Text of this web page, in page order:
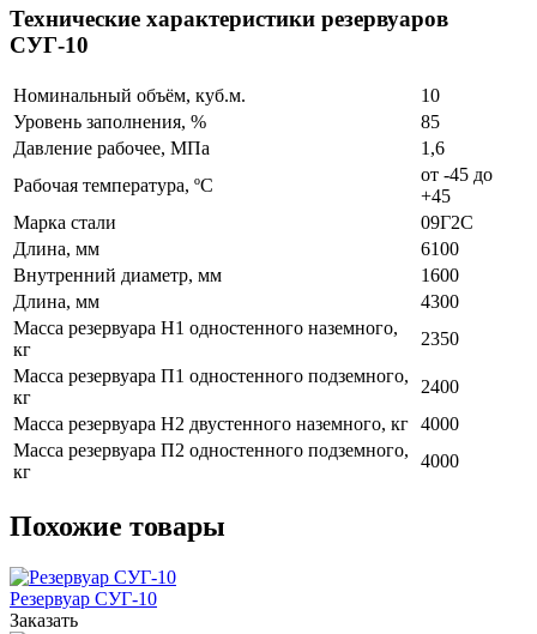
Технические характеристики резервуаров
СУГ-10
Номинальный объём, куб.м.
10
Уровень заполнения, %
85
Давление рабочее, МПа
1,6
Рабочая температура, ºС
от -45 до
+45
Марка стали
09Г2С
Длина, мм
6100
Внутренний диаметр, мм
1600
Длина, мм
4300
Масса резервуара Н1 одностенного наземного,
кг
2350
Масса резервуара П1 одностенного подземного,
кг
2400
Масса резервуара Н2 двустенного наземного, кг 4000
Масса резервуара П2 одностенного подземного,
кг
4000
Похожие товары
Резервуар СУГ-10
Заказать